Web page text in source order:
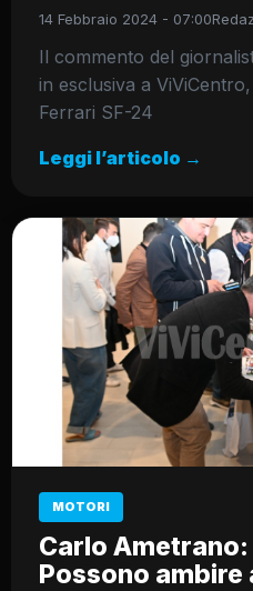
14 Febbraio 2024 - 07:00
Il commento del
in esclusiva a
Ferrari SF-24
Leggi l’articolo →
MOTORI
Carlo
Possono ambire